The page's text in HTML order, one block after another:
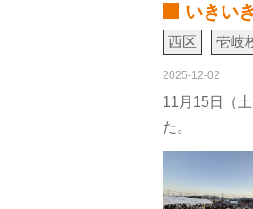
いきい
西区 壱岐
2025-12-02
11月15日（
た。